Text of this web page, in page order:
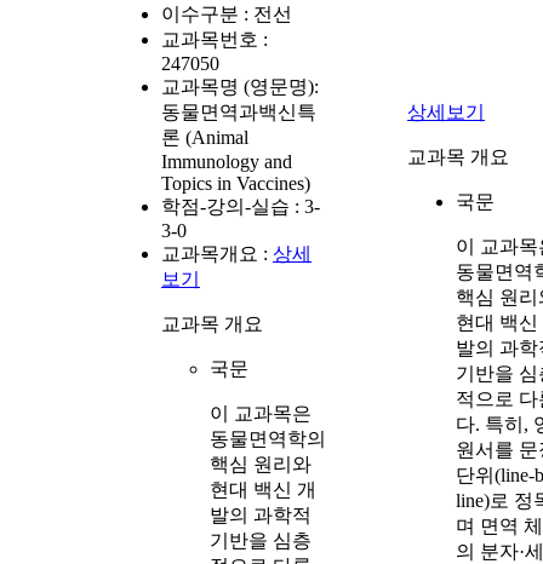
이수구분 : 전선
교과목번호 :
247050
교과목명 (영문명):
동물면역과백신특
론 (Animal
Immunology and
Topics in Vaccines)
학점-강의-실습 : 3-
3-0
교과목개요 : 상세
보기
교과목 개요
국문
이 교과목은
동물면역학의
핵심 원리와
현대 백신 개
발의 과학적
기반을 심층
상세보기
교과목 개요
국문
이 교과목
동물면역
핵심 원리
현대 백신
발의 과학
기반을 심
적으로 다
다. 특히,
원서를 문
단위(line-
line)로 정
며 면역
의 분자·